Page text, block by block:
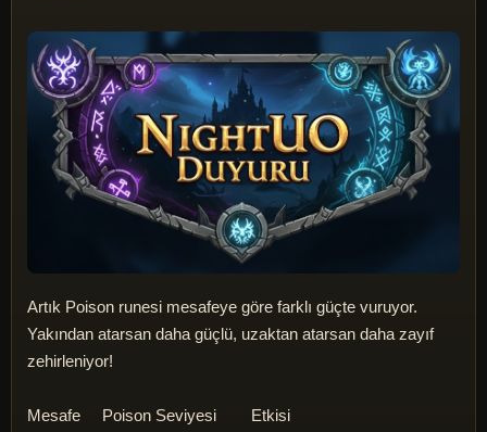
Artık Poison runesi mesafeye göre farklı güçte vuruyor.
Yakından atarsan daha güçlü, uzaktan atarsan daha zayıf
zehirleniyor!
Mesafe Poison Seviyesi Etkisi